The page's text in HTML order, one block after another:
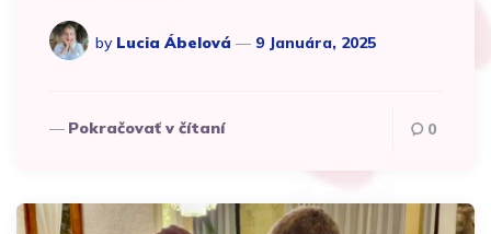
by Lucia Ábelová 9 Januára, 2025
Pokračovať v čítaní 0